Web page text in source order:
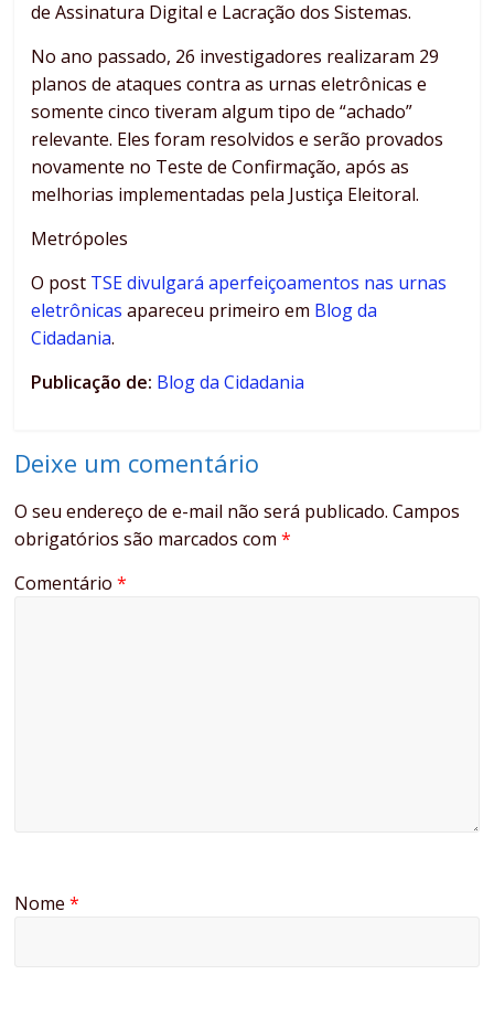
de Assinatura Digital e Lacração dos Sistemas.
No ano passado, 26 investigadores realizaram 29
planos de ataques contra as urnas eletrônicas e
somente cinco tiveram algum tipo de “achado”
relevante. Eles foram resolvidos e serão provados
novamente no Teste de Confirmação, após as
melhorias implementadas pela Justiça Eleitoral.
Metrópoles
O post TSE divulgará aperfeiçoamentos nas urnas
eletrônicas apareceu primeiro em Blog da
Cidadania.
Publicação de: Blog da Cidadania
Deixe um comentário
O seu endereço de e-mail não será publicado. Campos
obrigatórios são marcados com*
Comentário*
Nome*